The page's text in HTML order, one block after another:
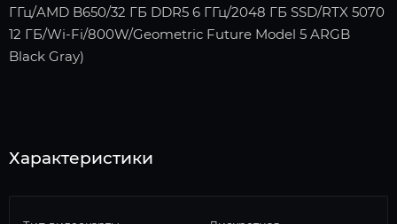
ГГц/AMD B650/32 ГБ DDR5 6 ГГц/2048 ГБ SSD/RTX 5070
12 ГБ/Wi-Fi/800W/Geometric Future Model 5 ARGB
Black Gray)
Характеристики